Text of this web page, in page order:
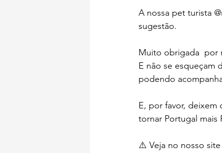
A nossa pet turista
sugestão.
Muito obrigada  por
E não se esqueçam
podendo
E, por favor,
tornar Portugal mais
⚠️ Veja no nosso